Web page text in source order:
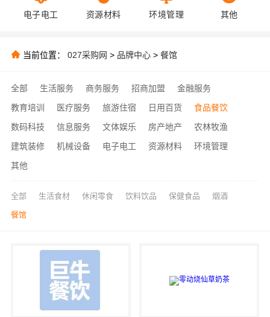
电子电工 资源材料 环境管理 其他
当前位置： 027采购网 > 品牌中心 > 餐馆
全部 生活服务 商务服务 招商加盟
金融服务
教育培训
医疗服务 旅游住宿 日用百货
食品餐饮
数码科技
信息服务 文体娱乐 房产地产
农林牧渔
建筑装修
机械设备 电子电工 资源材料
环境管理
其他
全部 生活食材 休闲零食 饮料饮品 保健食品 烟酒
餐馆